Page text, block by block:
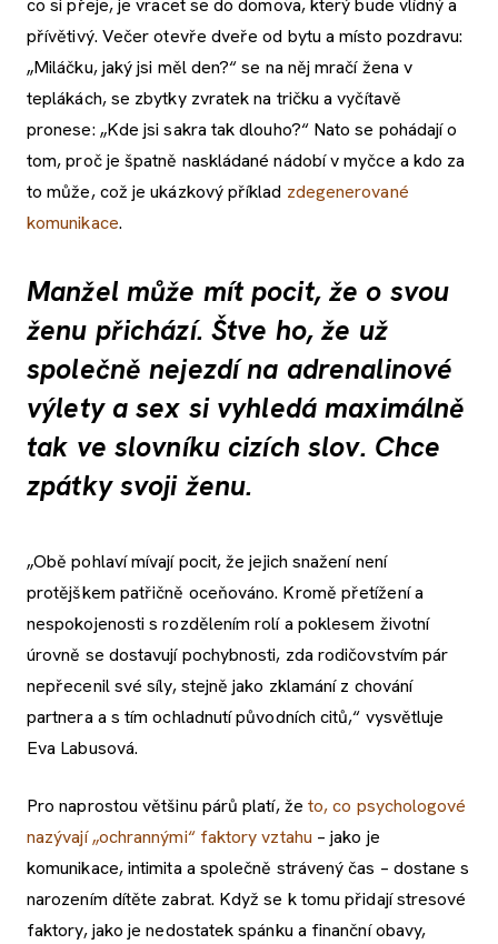
přívětivý. Večer otevře dveře od bytu a místo pozdravu:
„Miláčku, jaký jsi měl den?“ se na něj mračí žena v
teplákách, se zbytky zvratek na tričku a vyčítavě
pronese: „Kde jsi sakra tak dlouho?“ Nato se pohádají o
tom, proč je špatně naskládané nádobí v myčce a kdo za
to může, což je ukázkový příklad zdegenerované
komunikace.
Manžel může mít pocit, že o svou
ženu přichází. Štve ho, že už
společně nejezdí na adrenalinové
výlety a sex si vyhledá maximálně
tak ve slovníku cizích slov. Chce
zpátky svoji ženu.
„Obě pohlaví mívají pocit, že jejich snažení není
protějškem patřičně oceňováno. Kromě přetížení a
nespokojenosti s rozdělením rolí a poklesem životní
úrovně se dostavují pochybnosti, zda rodičovstvím pár
nepřecenil své síly, stejně jako zklamání z chování
partnera a s tím ochladnutí původních citů,“ vysvětluje
Eva Labusová.
Pro naprostou většinu párů platí, že to, co psychologové
nazývají „ochrannými“ faktory vztahu – jako je
komunikace, intimita a společně strávený čas – dostane s
narozením dítěte zabrat. Když se k tomu přidají stresové
faktory, jako je nedostatek spánku a finanční obavy,